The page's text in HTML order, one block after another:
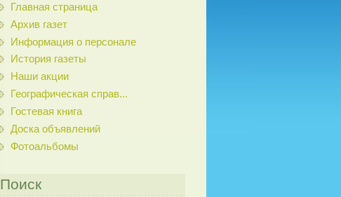
Главная страница
Архив газет
Информация о персонале
История газеты
Наши акции
Географическая справ...
Гостевая книга
Доска объявлений
Фотоальбомы
Поиск